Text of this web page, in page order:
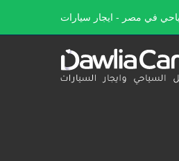
في مصر - ايجار سيارات